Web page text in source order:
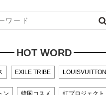
HOT WORD
EXILE TRIBE LOUISVUITTON
ン 韓国コスメ 虹プロジェクト